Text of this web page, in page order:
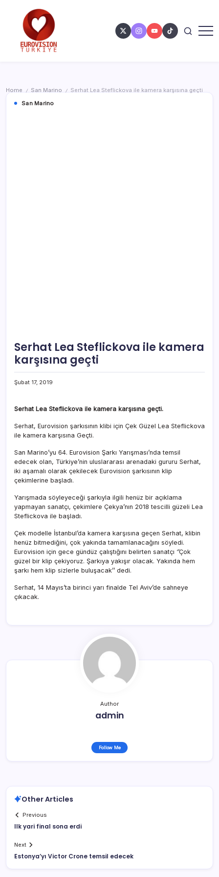
Home / San Marino /
Serhat Lea Steflickova ile kamera karşısına geçti
San Marino
Serhat Lea Steflickova ile kamera
karşısına geçti
Şubat 17, 2019
Serhat Lea Steflickova ile kamera karşısına geçti.
Serhat, Eurovision şarkısının klibi için Çek Güzel Lea Steflickova
ile kamera karşısına Geçti.
San Marino’yu 64. Eurovision Şarkı Yarışması’nda temsil
edecek olan, Türkiye’nin uluslararası arenadaki gururu Serhat,
iki aşamalı olarak çekilecek Eurovision şarkısının klip
çekimlerine başladı.
Yarışmada söyleyeceği şarkıyla ilgili henüz bir açıklama
yapmayan sanatçı, çekimlere Çekya’nın 2018 tescilli güzeli Lea
Steflickova ile başladı.
Çek modelle İstanbul’da kamera karşısına geçen Serhat, klibin
henüz bitmediğini, çok yakında tamamlanacağını söyledi.
Eurovision için gece gündüz çalıştığını belirten sanatçı ‘’Çok
güzel bir klip çekiyoruz. Şarkıya yakışır olacak. Yakında hem
şarkı hem klip sizlerle buluşacak’’ dedi.
Serhat, 14 Mayıs’ta birinci yarı finalde Tel Aviv’de sahneye
çıkacak.
Author
admin
Follow Me
Other Articles
Previous
Ilk yari final sona erdi
Next
Estonya’yı Victor Crone temsil edecek